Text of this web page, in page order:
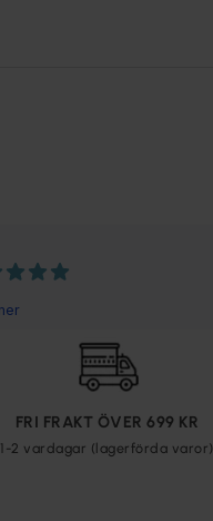
FRI FRAKT ÖVER 699 KR
1-2 vardagar (lagerförda varor)